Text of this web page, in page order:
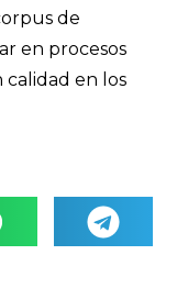
de
en procesos
en los